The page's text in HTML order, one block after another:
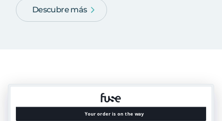
Descubre más